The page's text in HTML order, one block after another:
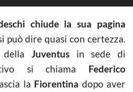
chiude la sua pagina
può dire quasi con certezza.
della Juventusin sede di
si chiama Federico
la Fiorentina dopo aver